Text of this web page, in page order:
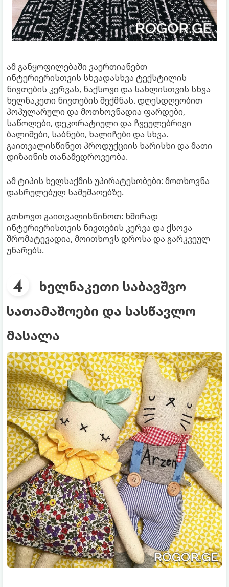
ამ განყოფილებაში ვაერთიანებთ
ინტერიერისთვის სხვადასხვა ტექსტილის
ნივთების კერვას, ნაქსოვი და სახლისთვის სხვა
ხელნაკეთი ნივთების შექმნას. დღესდღეობით
პოპულარული და მოთხოვნადია ფარდები,
საწოლები, დეკორატიული და ჩვეულებრივი
ბალიშები, საბნები, ხალიჩები და სხვა.
გაითვალისწინეთ პროდუქციის ხარისხი და მათი
დიზაინის თანამედროვეობა.
ამ ტიპის ხელსაქმის უპირატესობები: მოთხოვნა
დასრულებულ სამუშაოებზე.
გთხოვთ გაითვალისწინოთ: ხშირად
ინტერიერისთვის ნივთების კერვა და ქსოვა
შრომატევადია, მოითხოვს დროსა და გარკვეულ
უნარებს.
ხელნაკეთი საბავშვო
სათამაშოები და სასწავლო
მასალა